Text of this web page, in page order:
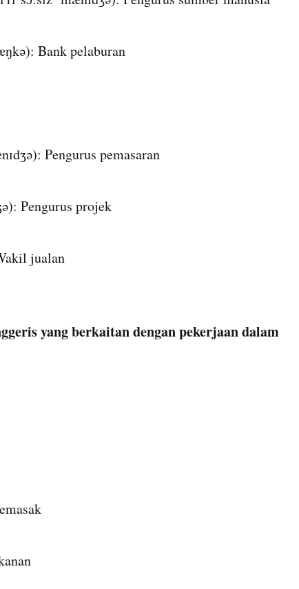
Bank pelaburan
Pengurus pemasaran
Pengurus projek
jualan
yang berkaitan dengan pekerjaan dalam